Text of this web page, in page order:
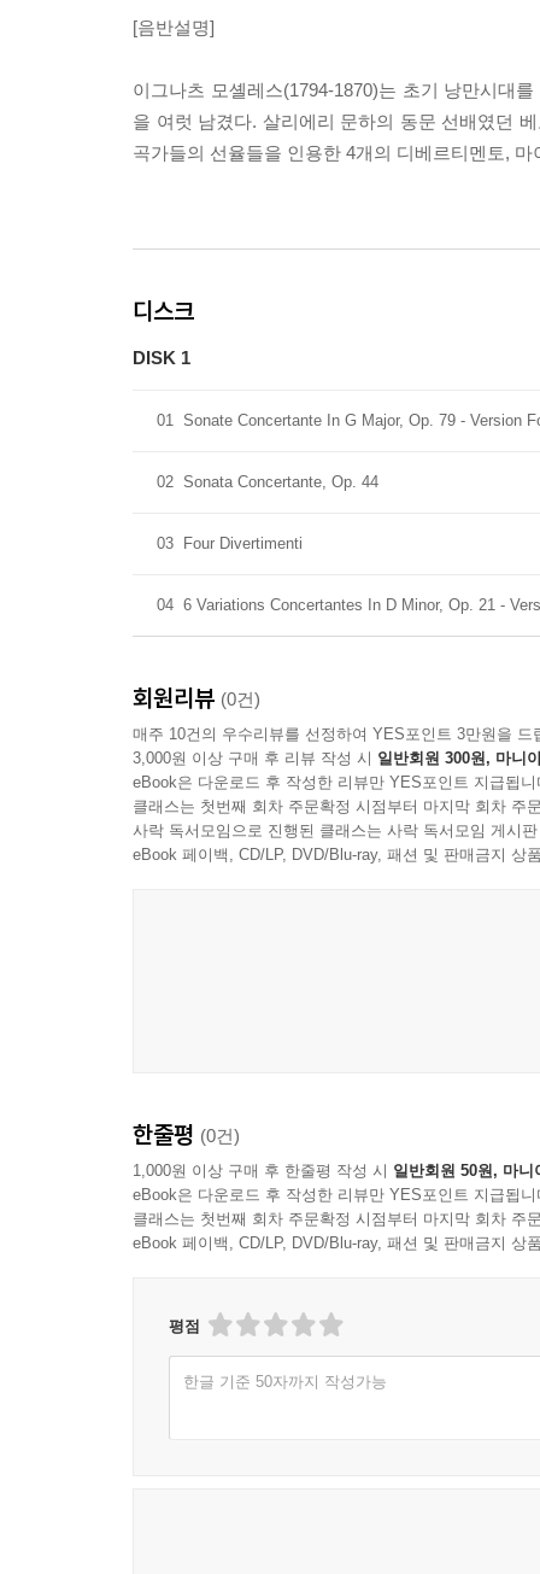
[음반설명]
이그나츠 모셸레스(1794-1870)는 초기 낭만시대
을 여럿 남겼다. 살리에리 문하의 동문 선배였던
곡가들의 선율들을 인용한 4개의 디베르티멘토,
디스크
DISK 1
01 Sonate Concertante In G Major, Op. 79 - Version
02 Sonata Concertante, Op. 44
03 Four Divertimenti
04 6 Variations Concertantes In D Minor, Op. 21 -
회원리뷰 (0건)
매주 10건의 우수리뷰를 선정하여 YES포인트 3만원을 드
3,000원 이상 구매 후 리뷰 작성 시 일반회원 300원, 마니
eBook은 다운로드 후 작성한 리뷰만 YES포인트 지급됩니
클래스는 첫번째 회차 주문확정 시점부터 마지막 회차 주
사락 독서모임으로 진행된 클래스는 사락 독서모임 게시
eBook 페이백, CD/LP, DVD/Blu-ray, 패션 및 판매금지 상
한줄평 (0건)
1,000원 이상 구매 후 한줄평 작성 시 일반회원 50원, 마니
eBook은 다운로드 후 작성한 리뷰만 YES포인트 지급됩니
클래스는 첫번째 회차 주문확정 시점부터 마지막 회차 주
eBook 페이백, CD/LP, DVD/Blu-ray, 패션 및 판매금지 상
평점
한글 기준 50자까지 작성가능